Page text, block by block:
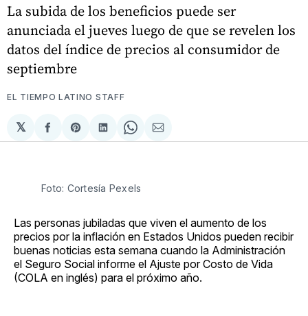
La subida de los beneficios puede ser
anunciada el jueves luego de que se revelen los
datos del índice de precios al consumidor de
septiembre
EL TIEMPO LATINO STAFF
𝕏
Compartir
en
Share
on
Compartir
en
Share
on
Compartir
via
Foto: Cortesía Pexels
Las personas jubiladas que viven el aumento de los
precios por la inflación en Estados Unidos pueden recibir
buenas noticias esta semana cuando la Administración
el Seguro Social informe el Ajuste por Costo de Vida
(COLA en inglés) para el próximo año.